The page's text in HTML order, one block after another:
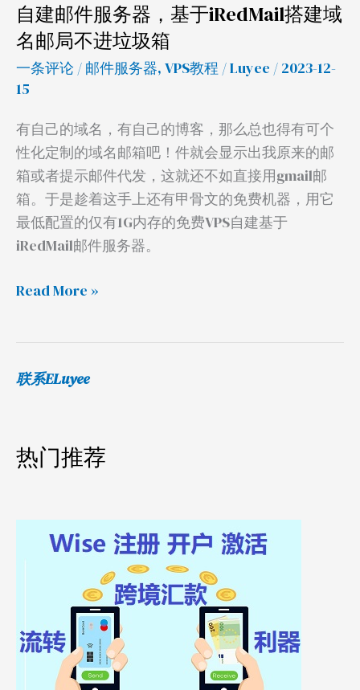
自建邮件服务器，基于iRedMail搭建域
名邮局不进垃圾箱
一条评论 / 邮件服务器, VPS教程 /Luyee / 2023-12-
15
有自己的域名，有自己的博客，那么总也得有可个
性化定制的域名邮箱吧！件就会显示出我原来的邮
箱或者提示邮件代发，这就还不如直接用gmail邮
箱。于是趁着这手上还有甲骨文的免费机器，用它
最低配置的仅有1G内存的免费VPS自建基于
iRedMail邮件服务器。
建
域
名
邮
不
进
垃
圾
箱
Read More »
联系ELuyee
热门推荐